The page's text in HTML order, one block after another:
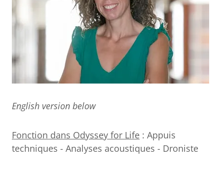
English version below
Fonction dans Odyssey for Life : Appuis
techniques - Analyses acoustiques - Droniste